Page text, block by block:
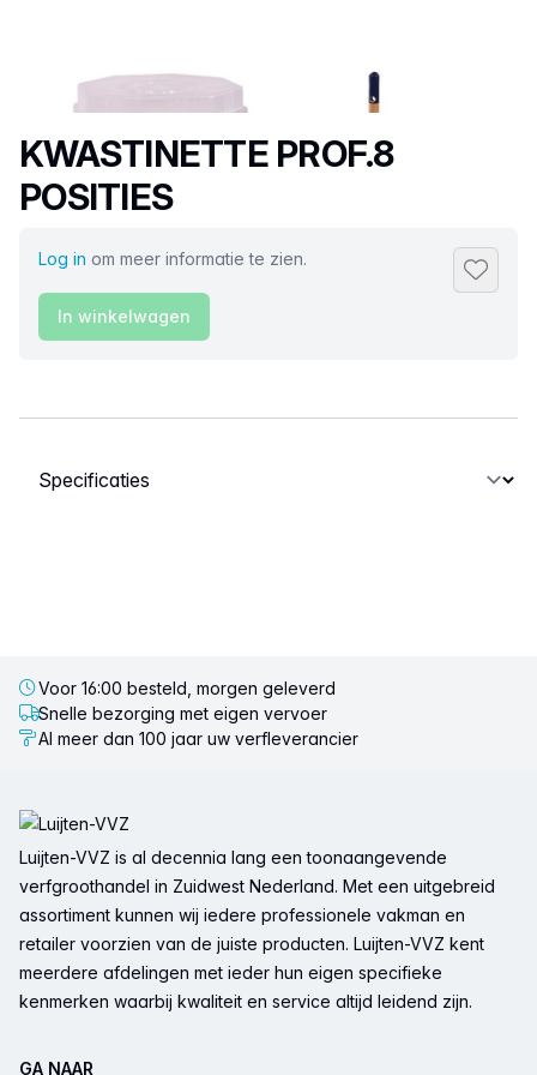
Productnaam
KWASTINETTE PROF.8
POSITIES
Log in om meer informatie te zien.
In winkelwagen
Selecteer een tabblad
Voor 16:00 besteld, morgen geleverd
Snelle bezorging met eigen vervoer
Al meer dan 100 jaar uw verfleverancier
Luijten-VVZ is al decennia lang een toonaangevende
verfgroothandel in Zuidwest Nederland. Met een uitgebreid
assortiment kunnen wij iedere professionele vakman en
retailer voorzien van de juiste producten. Luijten-VVZ kent
meerdere afdelingen met ieder hun eigen specifieke
kenmerken waarbij kwaliteit en service altijd leidend zijn.
GA NAAR